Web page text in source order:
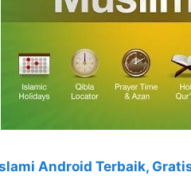
Android Terbaik,